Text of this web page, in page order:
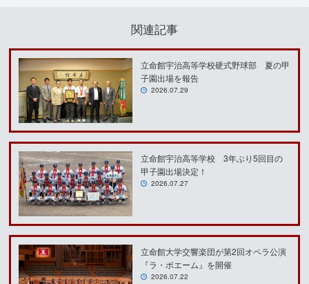
関連記事
立命館宇治高等学校硬式野球部 夏の甲
子園出場を報告
2026.07.29
立命館宇治高等学校 3年ぶり5回目の
甲子園出場決定！
2026.07.27
立命館大学交響楽団が第2回オペラ公演
『ラ・ボエーム』を開催
2026.07.22